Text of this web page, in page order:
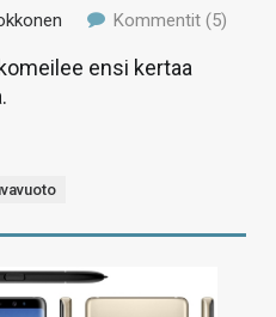
Kommentit (5)
ensi kertaa